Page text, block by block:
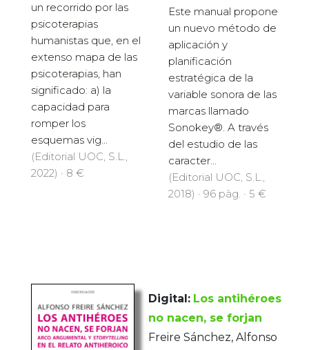
un recorrido por las
psicoterapias
humanistas que, en el
extenso mapa de las
psicoterapias, han
significado: a) la
capacidad para
romper los
esquemas vig...
(Editorial UOC, S.L.,
2022) · 8 €
Este manual propone
un nuevo método de
aplicación y
planificación
estratégica de la
variable sonora de las
marcas llamado
Sonokey®. A través
del estudio de las
caracter...
(Editorial UOC, S.L.,
2018) · 96 pàg. · 5 €
Digital: Los antihéroes
no nacen, se forjan
Freire Sánchez, Alfonso